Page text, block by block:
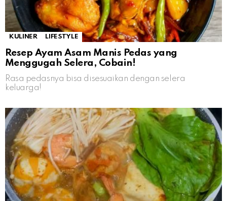
KULINER LIFESTYLE
Resep Ayam Asam Manis Pedas yang
Menggugah Selera, Cobain!
Rasa pedasnya bisa disesuaikan dengan selera
keluarga!